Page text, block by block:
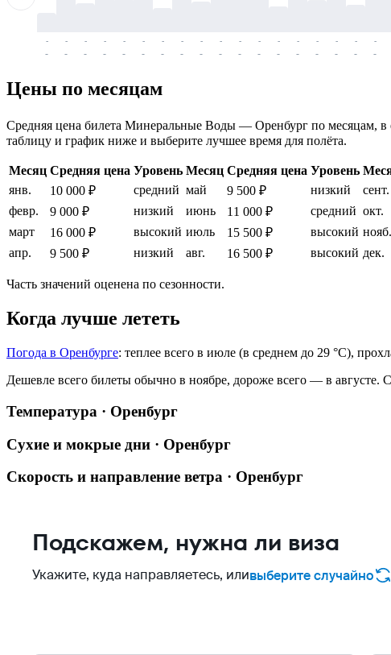
-
-
-
-
-
-
-
-
-
-
-
-
-
-
-
-
-
-
-
-
-
-
-
-
-
-
-
-
-
-
-
-
-
-
-
-
Цены по месяцам
Средняя цена билета Минеральные Воды — Оренбург по месяцам, в
таблицу и график ниже и выберите лучшее время для полёта.
Месяц Средняя цена Уровень Месяц Средняя цена Уровень
янв.
10 000 ₽ средний май 9 500 ₽ низкий сент.
февр.
9 000 ₽ низкий июнь 11 000 ₽ средний окт.
март
16 000 ₽ высокий июль 15 500 ₽ высокий нояб.
апр.
9 500 ₽ низкий авг. 16 500 ₽ высокий дек.
Часть значений оценена по сезонности.
Когда лучше лететь
Погода в Оренбурге: теплее всего в июле (в среднем до 29 °C),
Дешевле всего билеты обычно в ноябре, дороже всего — в августе.
Температура · Оренбург
Сухие и мокрые дни · Оренбург
Скорость и направление ветра · Оренбург
Подскажем, нужна ли виза
Укажите, куда направляетесь, иливыберите случайно